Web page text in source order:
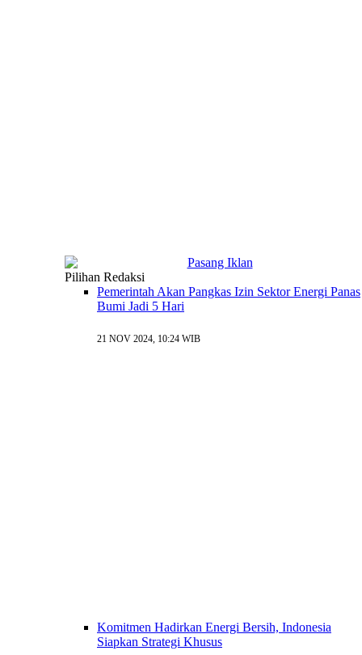
Pilihan Redaksi
Pemerintah Akan Pangkas Izin Sektor Energi Panas
Bumi Jadi 5 Hari
21 NOV 2024, 10:24 WIB
Komitmen Hadirkan Energi Bersih, Indonesia
Siapkan Strategi Khusus